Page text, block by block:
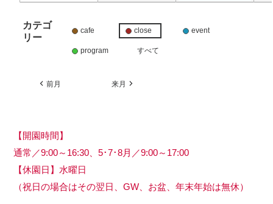
カテゴ
リー
cafe close event
program すべて
前月 来月
【開園時間】
通常／9:00～16:30、5･7･8月／9:00～17:00
【休園日】水曜日
（祝日の場合はその翌日、GW、お盆、年末年始は無休）